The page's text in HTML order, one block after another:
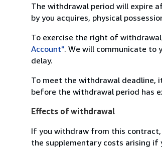
The withdrawal period will expire
by you acquires, physical
To exercise the right of
Account". We will communicate to
delay.
To meet the withdrawal deadline,
before the withdrawal period has
Effects of withdrawal
If you withdraw from this
the supplementary costs arising if